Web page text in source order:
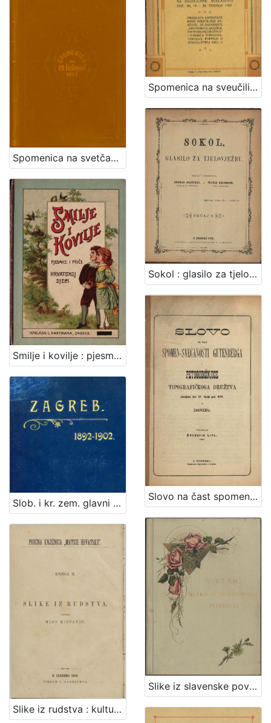
Spomenica na sveučilišne svečanosti dne 18., 19. i 20. svibnja 1907. : proslava uspostave nove sveučilišne zastave, 35-godišnjice "Hrvatskog akadem. potpornog društva" i otkrića Strossmayerovog poprsja u sveučilištnoj auli. Zagreb, [1907?]
Spomenica na svetčano otvaranje Kralj. sveučilišta Franje Josipa I. u Zagrebu, prvoga Hrvatskoga, dana 19. listopada 1874.
Sokol : glasilo za tjelovježbu / izdavaju i uredjuju Andrija Hajdanek i Franjo Hochman.
Smilje i kovilje : pjesmice i priče : sa tri slike / hrvatskoj djeci poklanja August Harambašić
Slovo na čast spomen-svečanosti Gutenberga i petogodišnjice Tipografičkoga družtva slavljene dne 27. lipnja god. 1875. u Zagrebu / prosborio ga Dragutin Lihl
Slob. i kr. zem. glavni grad Zagreb : od godine 1892. do godine 1902. : sastavljeno po službenim podatcima : s 6 portraita, 8 svietlotisaka, 11 slika i 2 chromoslike
Slike iz slavenske povjesti / napisao Vj. Klaić
Slike iz rudstva : kulturno-prirodopisne crtice : sa 41 slikom i jednom geografijskom kartom / napisao Mijo Kišpatić